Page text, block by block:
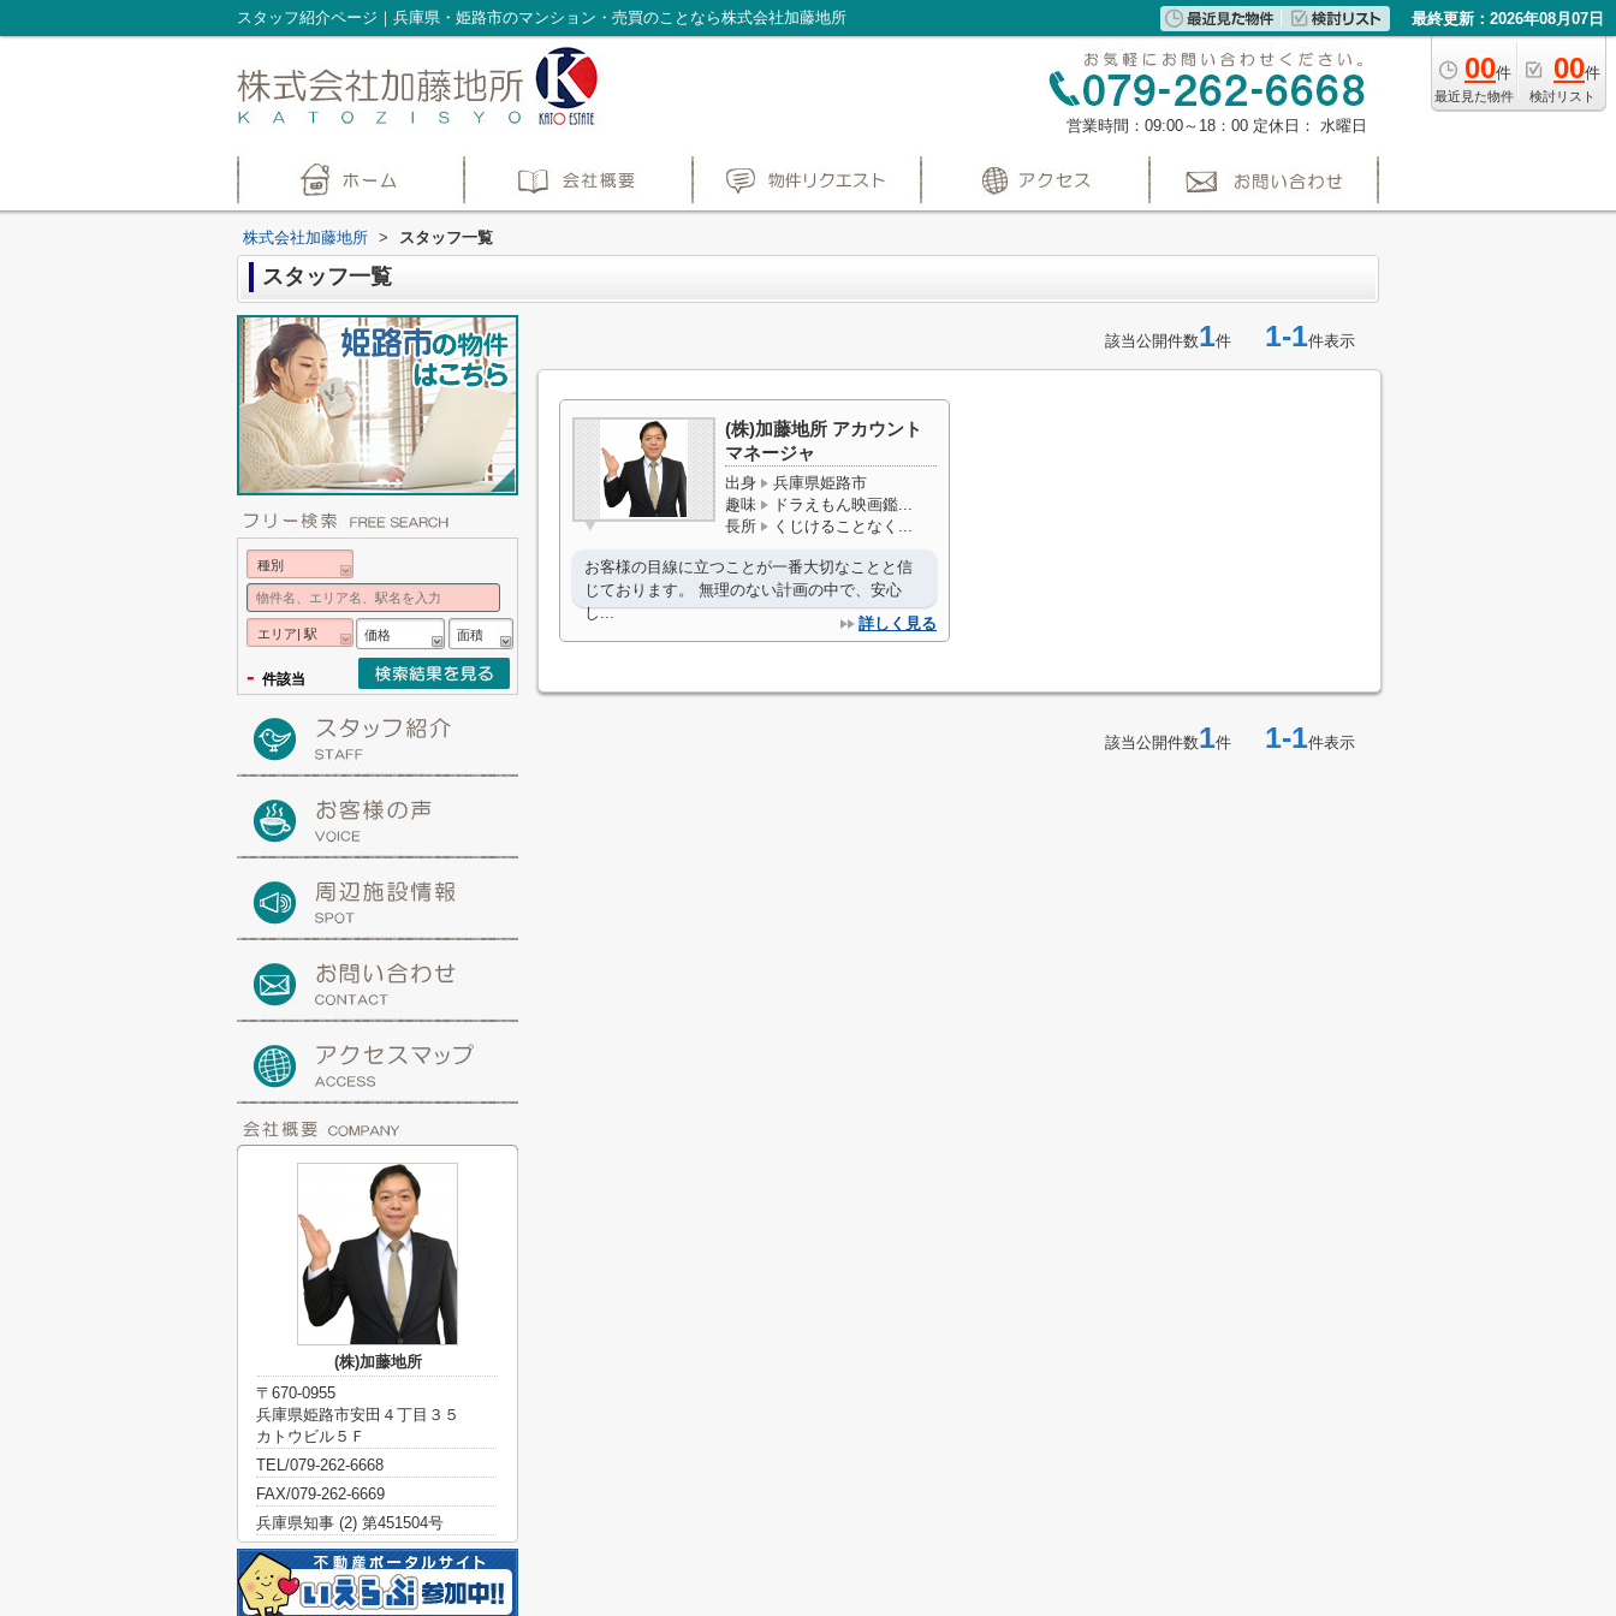
スタッフ紹介ページ｜兵庫県・姫路市のマンション・売買のことなら株式会社加藤地所 最終更新：2026年08月07日
00件
最近見た物件
00件
検討リスト
営業時間：09:00～18：00 定休日： 水曜日
株式会社加藤地所 > スタッフ一覧
スタッフ一覧
該当公開件数1件 1-1件表示
(株)加藤地所 アカウント
マネージャ
出身
兵庫県姫路市
趣味
ドラえもん映画鑑...
長所
くじけることなく...
お客様の目線に立つことが一番大切なことと信
じております。 無理のない計画の中で、安心
し...
詳しく見る
該当公開件数1件 1-1件表示
種別
エリア| 駅 価格 面積
- 件該当
(株)加藤地所
〒670-0955
兵庫県姫路市安田４丁目３５
カトウビル５Ｆ
TEL/079-262-6668
FAX/079-262-6669
兵庫県知事 (2) 第451504号